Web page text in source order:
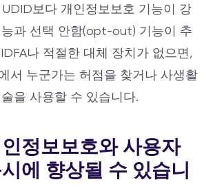
UDID보다 개인정보보호 기능이 강
과 선택 안함(opt-out) 기능이 추
나 적절한 대체 장치가 없으면,
서 누군가는 허점을 찾거나 사생활
을 사용할 수 있습니다.
정보보호와 사용자
에 향상될 수 있습니